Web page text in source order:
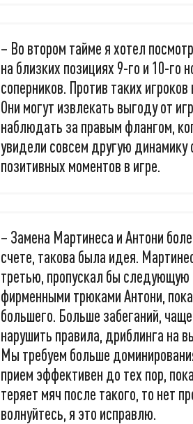
– Во втором тайме я хотел
на близких позициях 9-го и 10-го
соперников. Против таких
Они могут извлекать выгоду от
наблюдать за правым флангом,
увидели совсем другую динамику
позитивных моментов в игре.
– Замена Мартинеса и Антони
счете, такова была идея.
третью, пропускал бы следующую
фирменными трюками Антони,
большего. Больше забеганий,
нарушить правила, дриблинга на
Мы требуем больше
прием эффективен до тех пор,
теряет мяч после такого, то нет
волнуйтесь, я это исправлю.